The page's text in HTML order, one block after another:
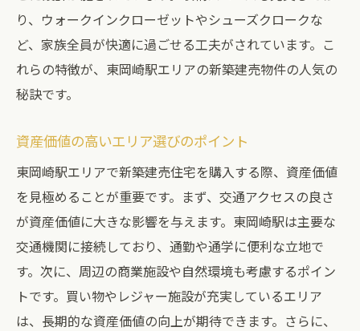
購入後のアフターサービスについて
夢のマイホームを東岡崎駅で新築建売住宅が人
気の理由
家族連れに最適な住環境
将来性の高いエリア選び
購入者の満足度と口コミ
り、ウォークインクローゼットやシューズクロークな
ど、家族全員が快適に過ごせる工夫がされています。こ
れらの特徴が、東岡崎駅エリアの新築建売物件の人気の
秘訣です。
資産価値の高いエリア選びのポイント
東岡崎駅エリアで新築建売住宅を購入する際、資産価値
を見極めることが重要です。まず、交通アクセスの良さ
が資産価値に大きな影響を与えます。東岡崎駅は主要な
交通機関に接続しており、通勤や通学に便利な立地で
す。次に、周辺の商業施設や自然環境も考慮するポイン
トです。買い物やレジャー施設が充実しているエリア
は、長期的な資産価値の向上が期待できます。さらに、